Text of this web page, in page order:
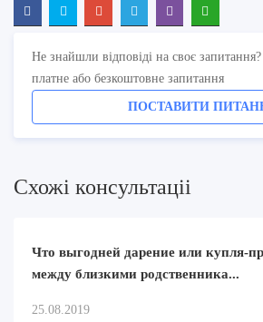
Не знайшли відповіді на своє запитання?
платне або безкоштовне запитання
ПОСТАВИТИ
Схожi консультацii
Что выгодней дарение или купля-
между близкими родственника...
25.08.2019